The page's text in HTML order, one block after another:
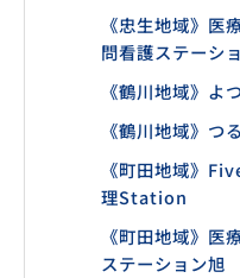
《忠生地域》医
問看護ステーシ
《鶴川地域》よ
《鶴川地域》つ
《町田地域》
理Station
《町田地域》医
ステーション旭